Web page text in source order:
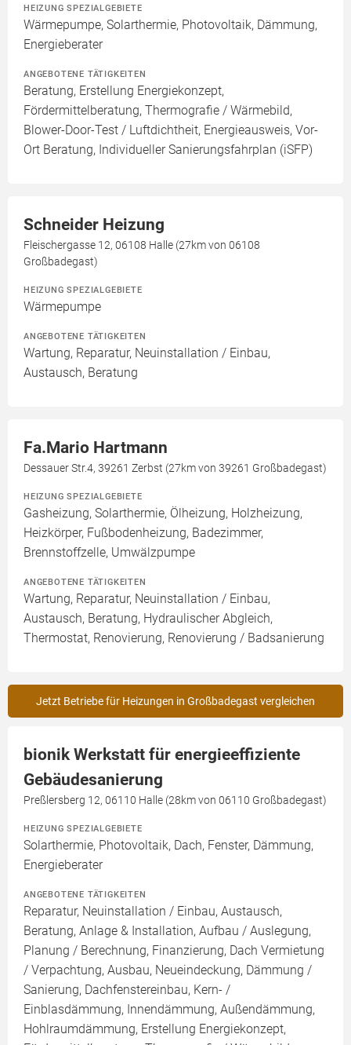
HEIZUNG SPEZIALGEBIETE
Wärmepumpe, Solarthermie, Photovoltaik, Dämmung,
Energieberater
ANGEBOTENE TÄTIGKEITEN
Beratung, Erstellung Energiekonzept,
Fördermittelberatung, Thermografie / Wärmebild,
Blower-Door-Test / Luftdichtheit, Energieausweis, Vor-
Ort Beratung, Individueller Sanierungsfahrplan (iSFP)
Schneider Heizung
Fleischergasse 12, 06108 Halle (27km von 06108
Großbadegast)
HEIZUNG SPEZIALGEBIETE
Wärmepumpe
ANGEBOTENE TÄTIGKEITEN
Wartung, Reparatur, Neuinstallation / Einbau,
Austausch, Beratung
Fa.Mario Hartmann
Dessauer Str.4, 39261 Zerbst (27km von 39261 Großbadegast)
HEIZUNG SPEZIALGEBIETE
Gasheizung, Solarthermie, Ölheizung, Holzheizung,
Heizkörper, Fußbodenheizung, Badezimmer,
Brennstoffzelle, Umwälzpumpe
ANGEBOTENE TÄTIGKEITEN
Wartung, Reparatur, Neuinstallation / Einbau,
Austausch, Beratung, Hydraulischer Abgleich,
Thermostat, Renovierung, Renovierung / Badsanierung
Jetzt Betriebe für Heizungen in Großbadegast vergleichen
bionik Werkstatt für energieeffiziente
Gebäudesanierung
Preßlersberg 12, 06110 Halle (28km von 06110 Großbadegast)
HEIZUNG SPEZIALGEBIETE
Solarthermie, Photovoltaik, Dach, Fenster, Dämmung,
Energieberater
ANGEBOTENE TÄTIGKEITEN
Reparatur, Neuinstallation / Einbau, Austausch,
Beratung, Anlage & Installation, Aufbau / Auslegung,
Planung / Berechnung, Finanzierung, Dach Vermietung
/ Verpachtung, Ausbau, Neueindeckung, Dämmung /
Sanierung, Dachfenstereinbau, Kern- /
Einblasdämmung, Innendämmung, Außendämmung,
Hohlraumdämmung, Erstellung Energiekonzept,